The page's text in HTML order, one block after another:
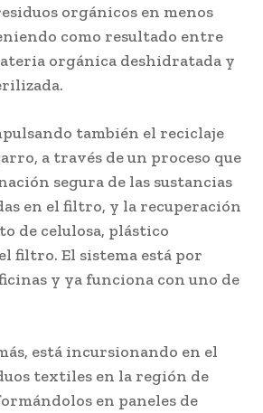
orgánicos en menos
como resultado entre
orgánica deshidratada y
también el reciclaje
a través de un proceso que
segura de las sustancias
en el filtro, y la recuperación
de celulosa, plástico
filtro. El sistema está por
y ya funciona con uno de
está incursionando en el
textiles en la región de
en paneles de